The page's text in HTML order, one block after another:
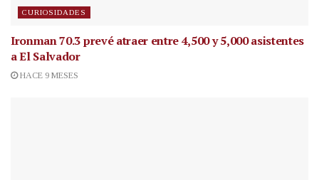
CURIOSIDADES
Ironman 70.3 prevé atraer entre 4,500 y 5,000 asistentes
a El Salvador
HACE 9 MESES